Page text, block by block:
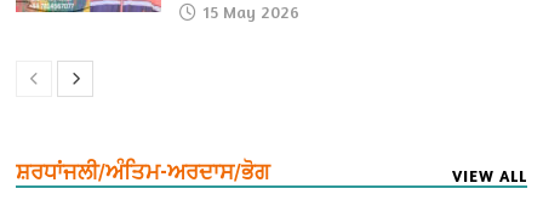
15 May 2026
ਸ਼ਰਧਾਂਜਲੀ/ਅੰਤਿਮ-ਅਰਦਾਸ/ਭੋਗ VIEW ALL